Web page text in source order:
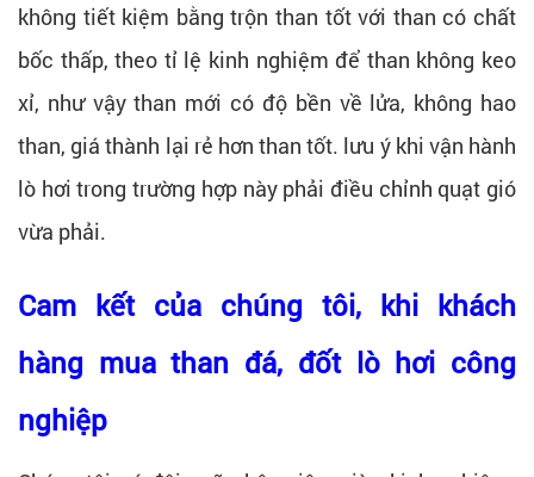
không tiết kiệm bằng trộn than tốt với than có chất
bốc thấp, theo tỉ lệ kinh nghiệm để than không keo
xỉ, như vậy than mới có độ bền về lửa, không hao
than, giá thành lại rẻ hơn than tốt. lưu ý khi vận hành
lò hơi trong trường hợp này phải điều chỉnh quạt gió
vừa phải.
Cam kết của chúng tôi, khi khách
hàng mua than đá, đốt lò hơi công
nghiệp